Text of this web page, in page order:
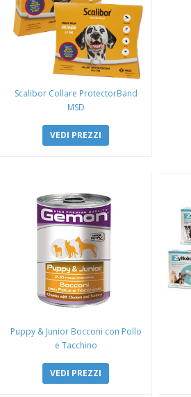
Scalibor Collare ProtectorBand
MSD
VEDI PREZZI
Puppy & Junior Bocconi con Pollo
e Tacchino
VEDI PREZZI